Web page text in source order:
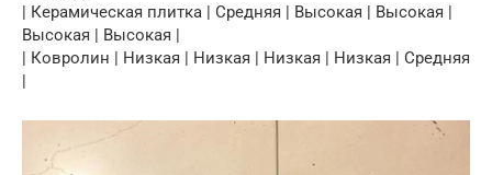
| Керамическая плитка | Средняя | Высокая | Высокая |
Высокая | Высокая |
| Ковролин | Низкая | Низкая | Низкая | Низкая | Средняя
|